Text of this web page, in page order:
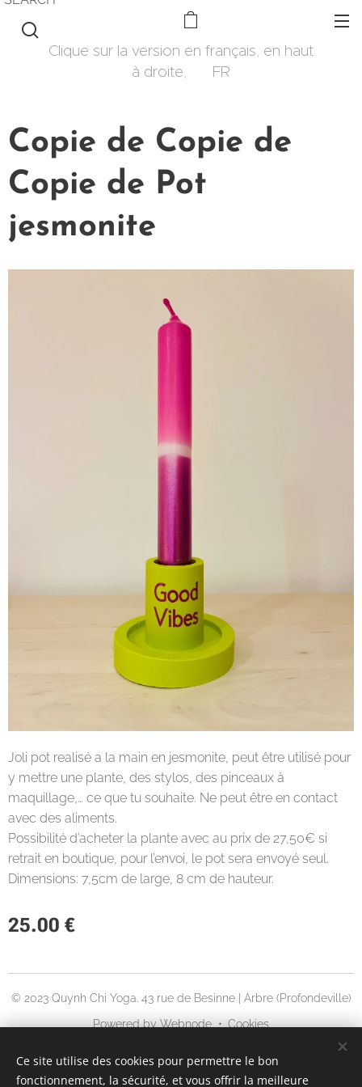
Clique sur la version en français, en haut
à droite, 🇫🇷 FR
Copie de Copie de
Copie de Pot
jesmonite
Joli pot realisé a la main en jesmonite, peut être utilisé pour
y mettre une plante, des stylos, des pinceaux à
maquillage,… ce que tu souhaite. Ne peut être en contact
avec des aliments.
Possibilité d’acheter la plante avec au prix de 27,50€ si
retrait en boutique, pour l’envoi, le pot sera envoyé seul.
Dimensions: 7,5cm de large, 8 cm de hauteur.
25.00 €
© 2023 Quynh Chi Yoga. 43 rue de Besinne | Arbre (Profondeville)
Powered by Webnode Cookies
Languages
English
Français
Ce site utilise des cookies pour permettre le bon
fonctionnement, la sécurité, et vous offrir la meilleure